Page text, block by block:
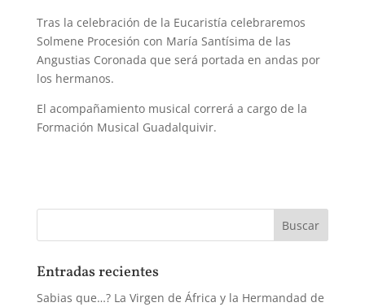
Tras la celebración de la Eucaristía celebraremos
Solmene Procesión con María Santísima de las
Angustias Coronada que será portada en andas por
los hermanos.
El acompañamiento musical correrá a cargo de la
Formación Musical Guadalquivir.
Entradas recientes
Sabias que…? La Virgen de África y la Hermandad de